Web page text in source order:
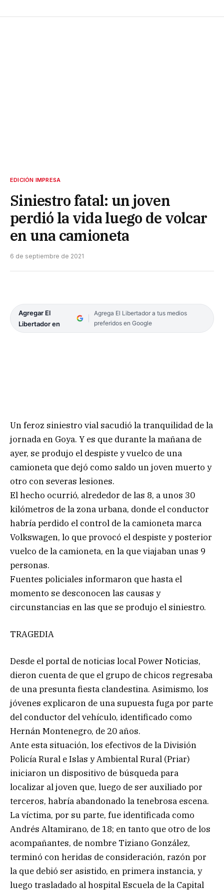
EDICIÓN IMPRESA
Siniestro fatal: un joven
perdió la vida luego de volcar
en una camioneta
6 de septiembre de 2021
Agregar El
Libertador en
Agrega El Libertador a tus medios
preferidos en Google
Un feroz siniestro vial sacudió la tranquilidad de la
jornada en Goya. Y es que durante la mañana de
ayer, se produjo el despiste y vuelco de una
camioneta que dejó como saldo un joven muerto y
otro con severas lesiones.
El hecho ocurrió, alrededor de las 8, a unos 30
kilómetros de la zona urbana, donde el conductor
habría perdido el control de la camioneta marca
Volkswagen, lo que provocó el despiste y posterior
vuelco de la camioneta, en la que viajaban unas 9
personas.
Fuentes policiales informaron que hasta el
momento se desconocen las causas y
circunstancias en las que se produjo el siniestro.
TRAGEDIA
Desde el portal de noticias local Power Noticias,
dieron cuenta de que el grupo de chicos regresaba
de una presunta fiesta clandestina. Asimismo, los
jóvenes explicaron de una supuesta fuga por parte
del conductor del vehículo, identificado como
Hernán Montenegro, de 20 años.
Ante esta situación, los efectivos de la División
Policía Rural e Islas y Ambiental Rural (Priar)
iniciaron un dispositivo de búsqueda para
localizar al joven que, luego de ser auxiliado por
terceros, habría abandonado la tenebrosa escena.
La víctima, por su parte, fue identificada como
Andrés Altamirano, de 18; en tanto que otro de los
acompañantes, de nombre Tiziano González,
terminó con heridas de consideración, razón por
la que debió ser asistido, en primera instancia, y
luego trasladado al hospital Escuela de la Capital